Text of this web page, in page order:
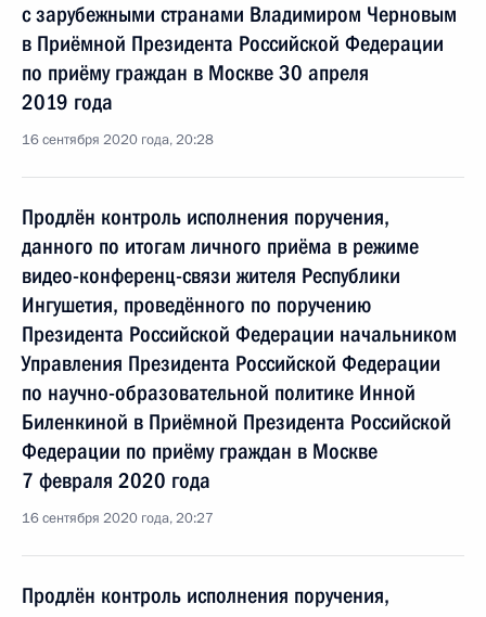
с зарубежными странами Владимиром Черновым
в Приёмной Президента Российской Федерации
по приёму граждан в Москве 30 апреля
2019 года
16 сентября 2020 года, 20:28
Продлён контроль исполнения поручения,
данного по итогам личного приёма в режиме
видео-конференц-связи жителя Республики
Ингушетия, проведённого по поручению
Президента Российской Федерации начальником
Управления Президента Российской Федерации
по научно-образовательной политике Инной
Биленкиной в Приёмной Президента Российской
Федерации по приёму граждан в Москве
7 февраля 2020 года
16 сентября 2020 года, 20:27
Продлён контроль исполнения поручения,